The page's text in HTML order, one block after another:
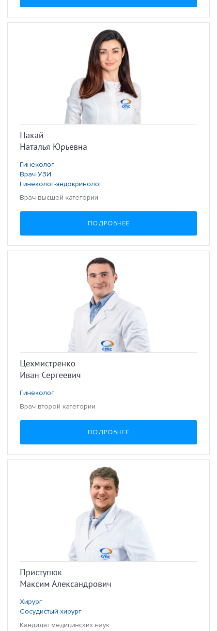
Накай
Наталья Юрьевна
Гинеколог
Врач УЗИ
Гинеколог-эндокринолог
Врач высшей категории
ПОДРОБНЕЕ
Цехмистренко
Иван Сергеевич
Гинеколог
Врач второй категории
ПОДРОБНЕЕ
Приступюк
Максим Александрович
Хирург
Сосудистый хирург
Кандидат медицинских наук